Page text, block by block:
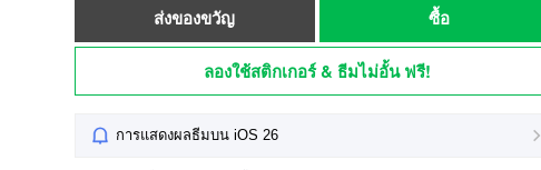
ส่งของขวัญ ซื้อ
ลองใช้สติกเกอร์ & ธีมไม่อั้น ฟรี!
การแสดงผลธีมบน iOS 26